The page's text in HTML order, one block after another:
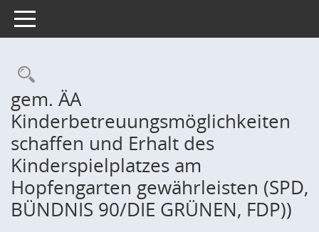
Toggle navigation
Rechercheauswahl
gem. ÄA
Kinderbetreuungsmöglichkeiten
schaffen und Erhalt des
Kinderspielplatzes am
Hopfengarten gewährleisten (SPD,
BÜNDNIS 90/DIE GRÜNEN, FDP))